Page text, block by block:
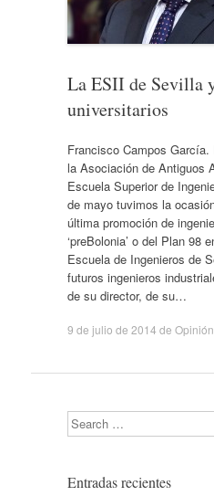
La ESII de Sevilla
universitarios
Francisco Campos García.
la Asociación de Antiguos
Escuela Superior de
de mayo tuvimos la
última promoción de
‘preBolonia’ o del Plan 98
Escuela de Ingenieros de
futuros ingenieros
de su director, de su…
9 de julio de 2014 de Opinión
Search
Entradas recientes